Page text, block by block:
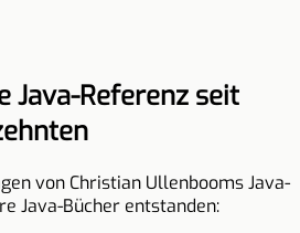
Java-Referenz seit
von Christian Ullenbooms Java-
Java-Bücher entstanden: